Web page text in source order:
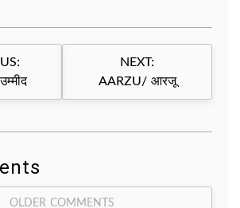
NEXT:
AARZU/ आरजू
OLDER COMMENTS